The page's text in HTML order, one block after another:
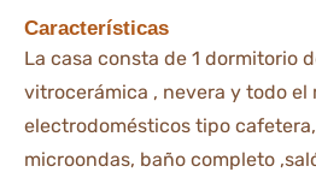
Características
La casa consta de 1 dormitorio
vitrocerámica , nevera y todo el
electrodomésticos tipo
microondas, baño completo